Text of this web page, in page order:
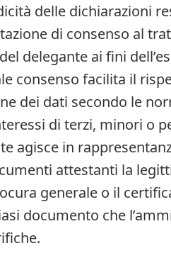
delle dichiarazioni
di consenso al
delegante ai fini
consenso facilita il
dei dati secondo le
di terzi, minori o
agisce in
attestanti la
generale o il
documento che